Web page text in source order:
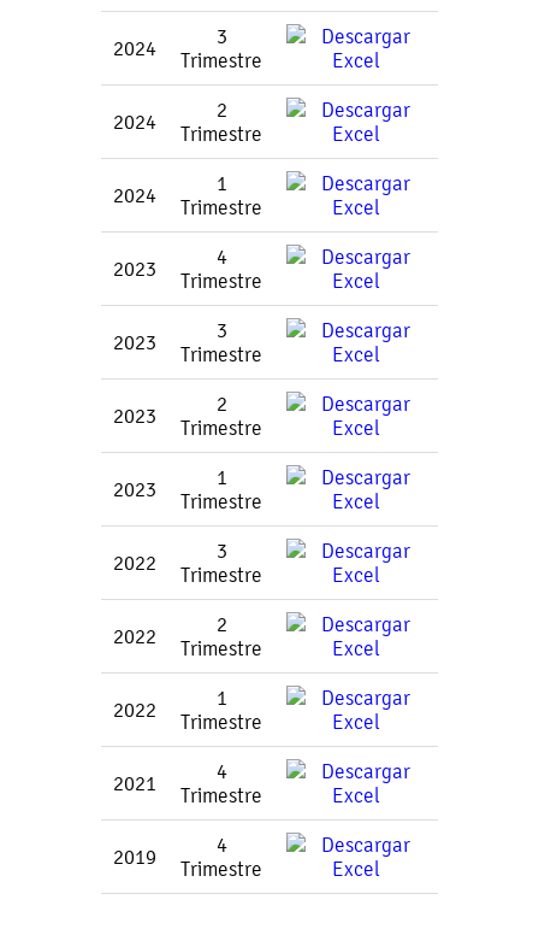
2024
3
Trimestre
2024
2
Trimestre
2024
1
Trimestre
2023
4
Trimestre
2023
3
Trimestre
2023
2
Trimestre
2023
1
Trimestre
2022
3
Trimestre
2022
2
Trimestre
2022
1
Trimestre
2021
4
Trimestre
2019
4
Trimestre